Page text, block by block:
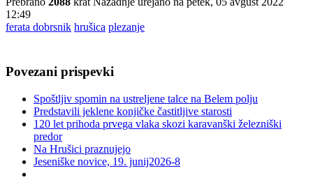
12:49
ferata dobrsnik hrušica plezanje
Povezani prispevki
Spoštljiv spomin na ustreljene talce na Belem polju
Predstavili jeklene konjičke častitljive starosti
120 let prihoda prvega vlaka skozi karavanški železniški
predor
Na Hrušici praznujejo
Jeseniške novice, 19. junij2026-8